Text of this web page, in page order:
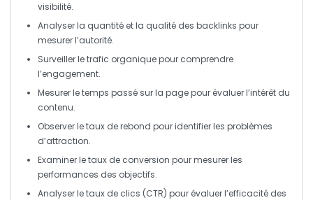
visibilité.
Analyser la quantité et la qualité des backlinks pour
mesurer l’autorité.
Surveiller letrafic organiquepour comprendre
l’engagement.
Mesurer letemps passé sur la pagepour évaluer l’intérêt du
contenu.
Observer letaux de rebond pour identifier les problèmes
d’attraction.
Examiner letaux de conversion pour mesurer les
performances des objectifs.
Analyser letaux de clics (CTR) pour évaluer l’efficacité des